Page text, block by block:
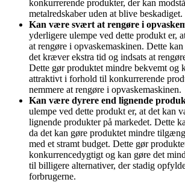
konkurrerende produkter, der kan
metalredskaber uden at blive beskadiget.
Kan være svært at rengøre i
yderligere ulempe ved dette produkt er,
at rengøre i opvaskemaskinen. Dette
det kræver ekstra tid og indsats at
Dette gør produktet mindre bekvemt og
attraktivt i forhold til konkurrerende
nemmere at rengøre i opvaskemaskinen.
Kan være dyrere end lignende
ulempe ved dette produkt er, at det kan
lignende produkter på markedet. Dette
da det kan gøre produktet mindre
med et stramt budget. Dette gør
konkurrencedygtigt og kan gøre det
til billigere alternativer, der stadig
forbrugerne.